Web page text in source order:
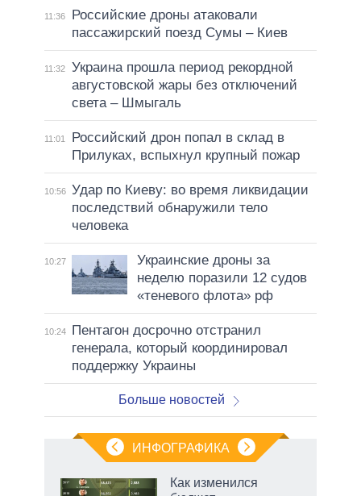
11:36
Российские дроны атаковали
пассажирский поезд Сумы – Киев
11:32
Украина прошла период рекордной
августовской жары без отключений
света – Шмыгаль
11:01
Российский дрон попал в склад в
Прилуках, вспыхнул крупный пожар
10:56 Удар по Киеву: во время ликвидации
последствий обнаружили тело
человека
10:27
Украинские дроны за
неделю поразили 12 судов
«теневого флота» рф
10:24
Пентагон досрочно отстранил
генерала, который координировал
поддержку Украины
Больше новостей
ИНФОГРАФИКА
Как изменился